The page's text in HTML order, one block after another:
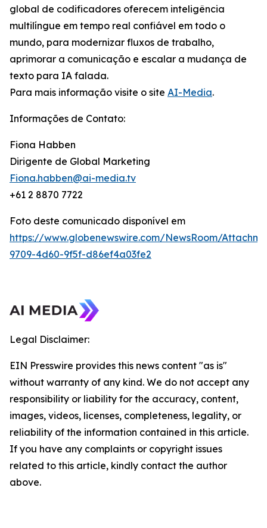
global de codificadores oferecem inteligência
multilíngue em tempo real confiável em todo o
mundo, para modernizar fluxos de trabalho,
aprimorar a comunicação e escalar a mudança de
texto para IA falada.
Para mais informação visite o site AI-Media.
Informações de Contato:
Fiona Habben
Dirigente de Global Marketing
Fiona.habben@ai-media.tv
+61 2 8870 7722
Foto deste comunicado disponível em
https://www.globenewswire.com/NewsRoom/
9709-4d60-9f5f-d86ef4a03fe2
Legal Disclaimer:
EIN Presswire provides this news content "as is"
without warranty of any kind. We do not accept any
responsibility or liability for the accuracy, content,
images, videos, licenses, completeness, legality, or
reliability of the information contained in this article.
If you have any complaints or copyright issues
related to this article, kindly contact the author
above.